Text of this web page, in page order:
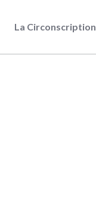
La Circonscription